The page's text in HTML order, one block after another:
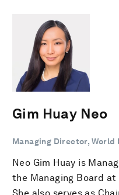
Gim Huay Neo
Managing Director, World
Neo Gim Huay is
the Managing Board